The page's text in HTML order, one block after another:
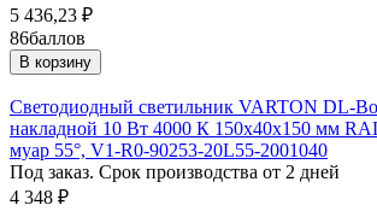
5 436,23 ₽
86баллов
В корзину
Светодиодный светильник VARTON DL-
накладной 10 Вт 4000 К 150х40х150 мм
муар 55°, V1-R0-90253-20L55-2001040
Под заказ. Срок производства от 2 дней
4 348 ₽